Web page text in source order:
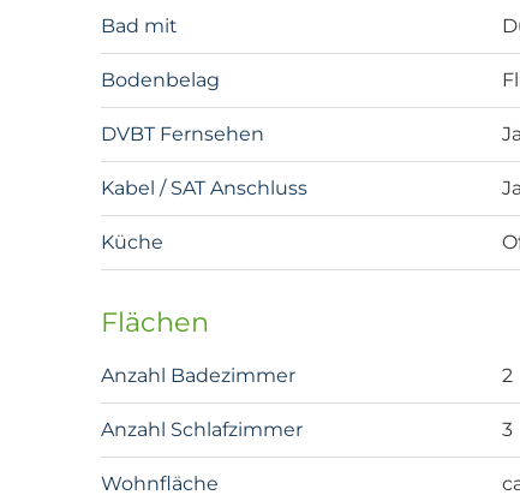
Bad mit
Bodenbelag
DVBT Fernsehen Ja
Kabel / SAT Anschluss Ja
Küche
Flächen
Anzahl Badezimmer 2
Anzahl Schlafzimmer 3
Wohnfläche